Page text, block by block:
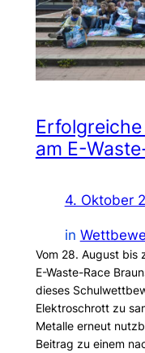
am E-
4. Oktober
in
Vom 28. August bis
E-Waste-Race
dieses
Elektroschrott zu
Metalle erneut
Beitrag zu einem